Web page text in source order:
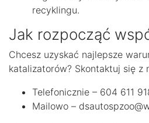
recyklingu.
Jak rozpocząć
Chcesz uzyskać najlepsze
katalizatorów? Skontaktuj się z
Telefonicznie – 604 611
Mailowo –